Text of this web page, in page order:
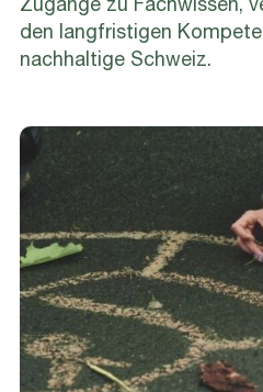
Zugänge zu Fachwissen,
den langfristigen
nachhaltige Schweiz.